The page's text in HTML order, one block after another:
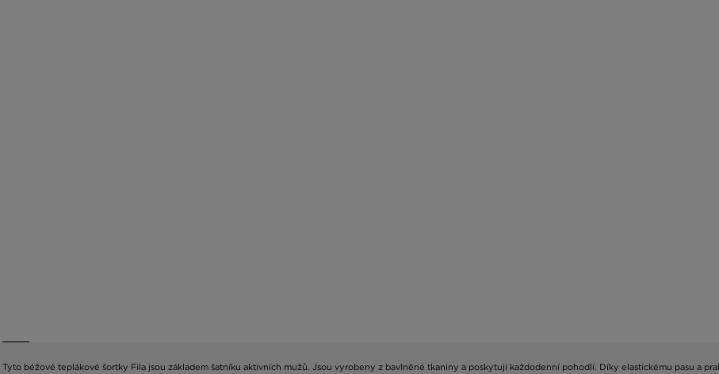
Tyto béžové teplákové šortky Fila jsou základem šatníku aktivních mužů. Jsou vyrobeny z bavlněné tkaniny a poskytují každodenní pohodlí. Díky elastickému pasu a